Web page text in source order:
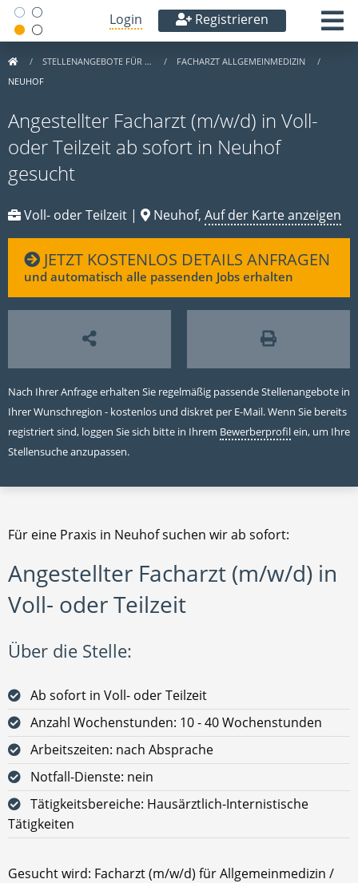
Login Registrieren
STELLENANGEBOTE FÜR …
FACHARZT ALLGEMEINMEDIZIN
NEUHOF
Angestellter Facharzt (m/w/d) in Voll-
oder Teilzeit ab sofort in Neuhof
gesucht
Voll- oder Teilzeit | Neuhof, Auf der Karte anzeigen
JETZT KOSTENLOS DETAILS ANFRAGEN
und automatisch alle passenden Jobs erhalten
Nach Ihrer Anfrage erhalten Sie regelmäßig passende Stellenangebote in
Ihrer Wunschregion - kostenlos und diskret per E-Mail. Wenn Sie bereits
registriert sind, loggen Sie sich bitte in Ihrem Bewerberprofilein, um Ihre
Stellensuche anzupassen.
Für eine Praxis in Neuhof suchen wir ab sofort:
Angestellter Facharzt (m/w/d) in
Voll- oder Teilzeit
Über die Stelle:
Ab sofort in Voll- oder Teilzeit
Anzahl Wochenstunden: 10 - 40 Wochenstunden
Arbeitszeiten: nach Absprache
Notfall-Dienste: nein
Tätigkeitsbereiche: Hausärztlich-Internistische
Tätigkeiten
Gesucht wird: Facharzt (m/w/d) für Allgemeinmedizin /